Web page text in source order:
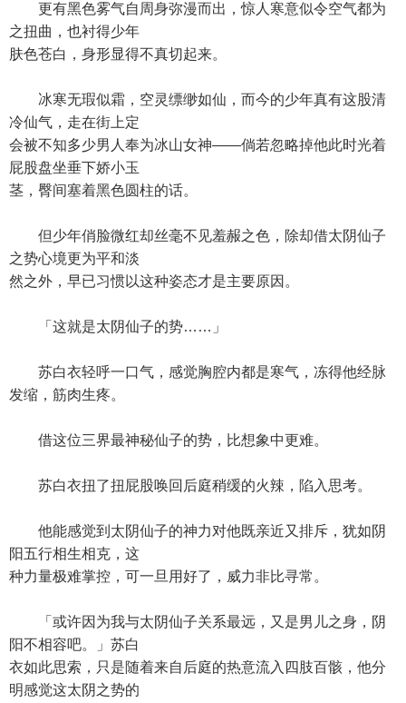
更有黑色雾气自周身弥漫而出，惊人寒意似令空气都为
之扭曲，也衬得少年
肤色苍白，身形显得不真切起来。
冰寒无瑕似霜，空灵缥缈如仙，而今的少年真有这股清
冷仙气，走在街上定
会被不知多少男人奉为冰山女神——倘若忽略掉他此时光着
屁股盘坐垂下娇小玉
茎，臀间塞着黑色圆柱的话。
但少年俏脸微红却丝毫不见羞赧之色，除却借太阴仙子
之势心境更为平和淡
然之外，早已习惯以这种姿态才是主要原因。
「这就是太阴仙子的势……」
苏白衣轻呼一口气，感觉胸腔内都是寒气，冻得他经脉
发缩，筋肉生疼。
借这位三界最神秘仙子的势，比想象中更难。
苏白衣扭了扭屁股唤回后庭稍缓的火辣，陷入思考。
他能感觉到太阴仙子的神力对他既亲近又排斥，犹如阴
阳五行相生相克，这
种力量极难掌控，可一旦用好了，威力非比寻常。
「或许因为我与太阴仙子关系最远，又是男儿之身，阴
阳不相容吧。」苏白
衣如此思索，只是随着来自后庭的热意流入四肢百骸，他分
明感觉这太阴之势的